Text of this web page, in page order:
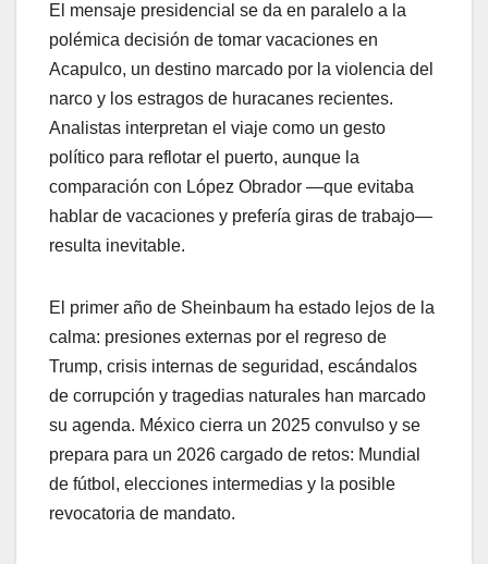
El mensaje presidencial se da en paralelo a la
polémica decisión de tomar vacaciones en
Acapulco, un destino marcado por la violencia del
narco y los estragos de huracanes recientes.
Analistas interpretan el viaje como un gesto
político para reflotar el puerto, aunque la
comparación con López Obrador —que evitaba
hablar de vacaciones y prefería giras de trabajo—
resulta inevitable.
El primer año de Sheinbaum ha estado lejos de la
calma: presiones externas por el regreso de
Trump, crisis internas de seguridad, escándalos
de corrupción y tragedias naturales han marcado
su agenda. México cierra un 2025 convulso y se
prepara para un 2026 cargado de retos: Mundial
de fútbol, elecciones intermedias y la posible
revocatoria de mandato.